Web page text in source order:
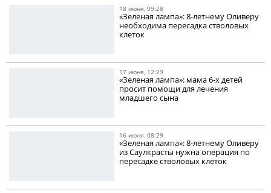
18 июня, 09:28
«Зеленая лампа»: 8-летнему Оливеру
необходима пересадка стволовых
клеток
17 июня, 12:29
«Зеленая лампа»: мама 6-х детей
просит помощи для лечения
младшего сына
16 июня, 08:29
«Зеленая лампа»: 8-летнему Оливеру
из Саулкрасты нужна операция по
пересадке стволовых клеток